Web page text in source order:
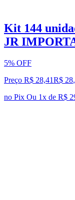
Kit 144
JR
5% OFF
Preço R$ 28,41R$ 28,
no Pix Ou 1x de R$